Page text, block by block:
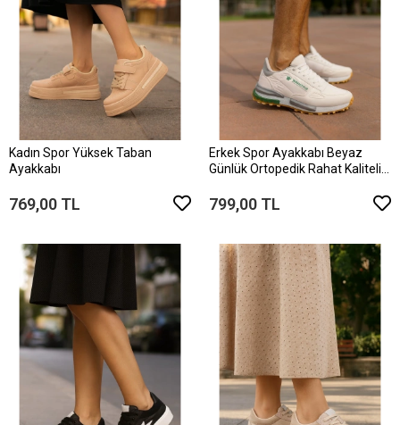
Kadın Spor Yüksek Taban
Ayakkabı
769,00 TL
Erkek Spor Ayakkabı Beyaz
Günlük Ortopedik Rahat Kaliteli
799,00 TL